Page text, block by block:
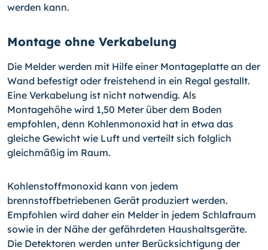
werden kann.
Montage ohne Verkabelung
Die Melder werden mit Hilfe einer Montageplatte an der
Wand befestigt oder freiste­hend in ein Regal gestallt.
Eine Verkabelung ist nicht notwendig. Als
Montagehöhe wird 1,50 Meter über dem Boden
empfohlen, denn Kohlenmonoxid hat in etwa das
gleiche Gewicht wie Luft und verteilt sich folglich
gleichmäßig im Raum.
Kohlenstoffmonoxid kann von jedem
brennstoffbetriebenen Gerät produziert werden.
Empfohlen wird daher ein Melder in jedem Schlafraum
sowie in der Nähe der gefähr­deten Haushaltsgeräte.
Die Detektoren werden unter Berücksichtigung der